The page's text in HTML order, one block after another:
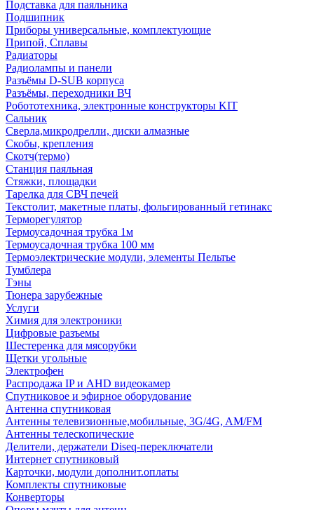
Подставка для паяльника
Подшипник
Приборы универсальные, комплектующие
Припой, Сплавы
Радиаторы
Радиолампы и панели
Разъёмы D-SUB корпуса
Разъёмы, переходники ВЧ
Робототехника, электронные конструкторы KIT
Сальник
Сверла,микродрелли, диски алмазные
Скобы, крепления
Скотч(термо)
Станция паяльная
Стяжки, площадки
Тарелка для СВЧ печей
Текстолит, макетные платы, фольгированный гетинакс
Терморегулятор
Термоусадочная трубка 1м
Термоусадочная трубка 100 мм
Термоэлектрические модули, элементы Пельтье
Тумблера
Тэны
Тюнера зарубежные
Услуги
Химия для электроники
Цифровые разъемы
Шестеренка для мясорубки
Щетки угольные
Электрофен
Распродажа IP и AHD видеокамер
Спутниковое и эфирное оборудование
Антенна спутниковая
Антенны телевизионные,мобильные, 3G/4G, AM/FM
Антенны телескопические
Делители, держатели Diseq-переключатели
Интернет спутниковый
Карточки, модули дополнит.оплаты
Комплекты спутниковые
Конверторы